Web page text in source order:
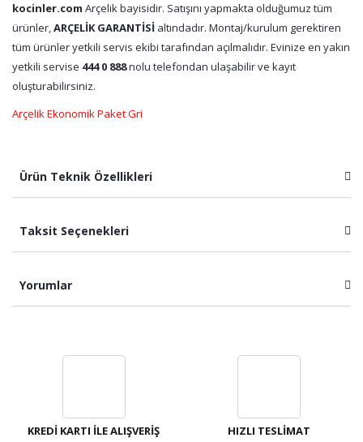
kocinler.com Arçelik bayisidir. Satışını yapmakta olduğumuz tüm
ürünler,ARÇELİK GARANTİSİ altındadır. Montaj/kurulum gerektiren
tüm ürünler yetkili servis ekibi tarafından açılmalıdır. Evinize en yakın
yetkili servise 444 0 888nolu telefondan ulaşabilir ve kayıt
oluşturabilirsiniz.
Arçelik Ekonomik Paket Gri
Ürün Teknik Özellikleri
Taksit Seçenekleri
Yorumlar
KREDİ KARTI İLE ALIŞVERİŞ HIZLI TESLİMAT